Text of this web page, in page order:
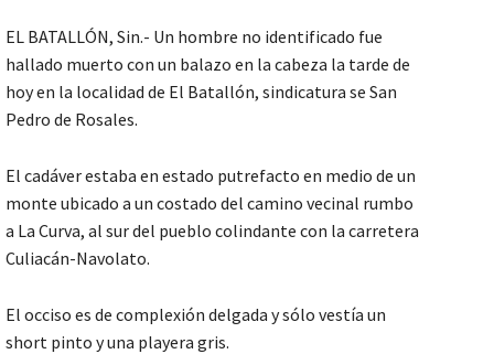
EL BATALLÓN, Sin.- Un hombre no identificado fue
hallado muerto con un balazo en la cabeza la tarde de
hoy en la localidad de El Batallón, sindicatura se San
Pedro de Rosales.
El cadáver estaba en estado putrefacto en medio de un
monte ubicado a un costado del camino vecinal rumbo
a La Curva, al sur del pueblo colindante con la carretera
Culiacán-Navolato.
El occiso es de complexión delgada y sólo vestía un
short pinto y una playera gris.